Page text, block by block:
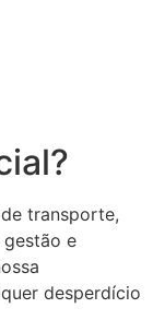
transporte,
e
desperdício